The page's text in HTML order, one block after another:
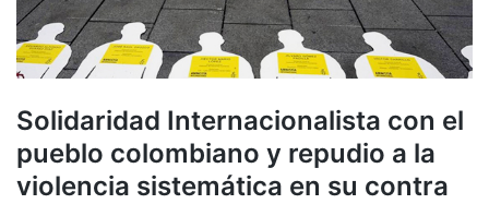
Solidaridad Internacionalista con el
pueblo colombiano y repudio a la
violencia sistemática en su contra